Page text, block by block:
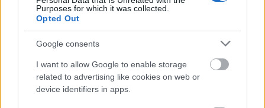
Purposes for which it was collected.
Opted Out
Google consents
I want to allow Google to enable storage
related to advertising like cookies on web or
device identifiers in apps.